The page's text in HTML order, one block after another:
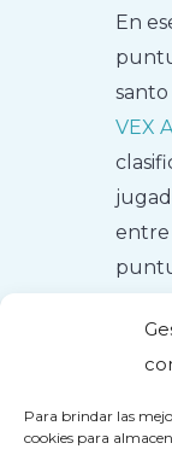
Para brindar las
cookies para
En
santo
VEX
entre